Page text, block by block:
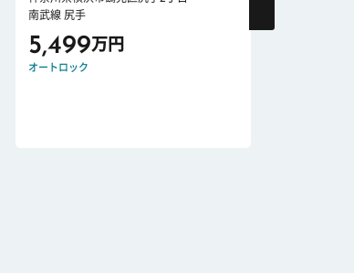
南武線 尻手
5,499万円
オートロック